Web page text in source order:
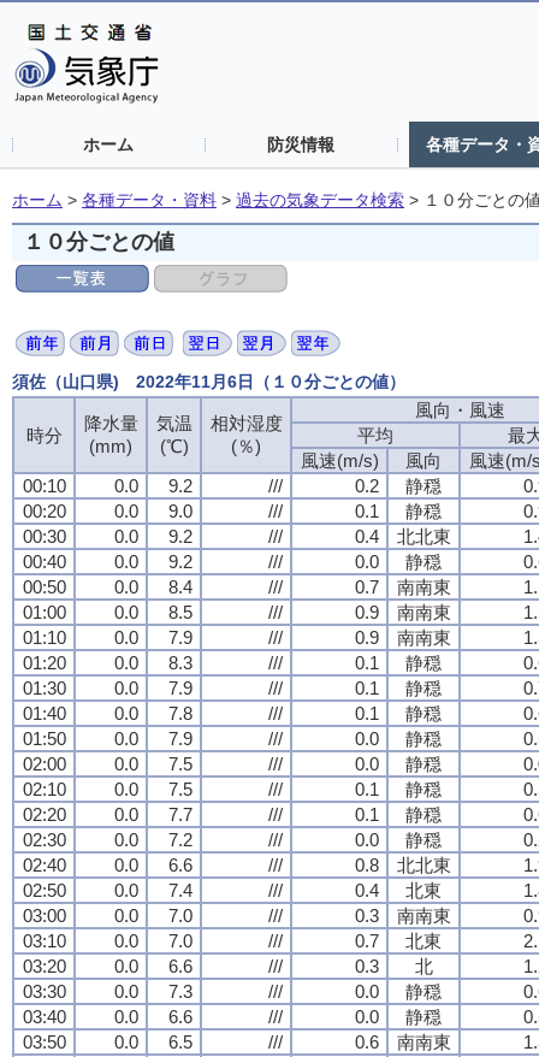
ホーム 防災情報 各種データ・
ホーム > 各種データ・資料 > 過去の気象データ検索 > １０分ごとの
１０分ごとの値
須佐（山口県) 2022年11月6日（１０分ごとの値）
時分
降水量
(mm)
気温
(℃)
相対湿度
(％)
風向・風速
平均
最
風速(m/s)
風向
風速(m/
00:10
0.0 9.2 /// 0.2 静穏
00:20
0.0 9.0 /// 0.1 静穏
00:30
0.0 9.2 /// 0.4 北北東
00:40
0.0 9.2 /// 0.0 静穏
00:50
0.0 8.4 /// 0.7 南南東
01:00
0.0 8.5 /// 0.9 南南東
01:10
0.0 7.9 /// 0.9 南南東
01:20
0.0 8.3 /// 0.1 静穏
01:30
0.0 7.9 /// 0.1 静穏
01:40
0.0 7.8 /// 0.1 静穏
01:50
0.0 7.9 /// 0.0 静穏
02:00
0.0 7.5 /// 0.0 静穏
02:10
0.0 7.5 /// 0.1 静穏
02:20
0.0 7.7 /// 0.1 静穏
02:30
0.0 7.2 /// 0.0 静穏
02:40
0.0 6.6 /// 0.8 北北東
02:50
0.0 7.4 /// 0.4 北東
03:00
0.0 7.0 /// 0.3 南南東
03:10
0.0 7.0 /// 0.7 北東
03:20
0.0 6.6 /// 0.3 北
03:30
0.0 7.3 /// 0.0 静穏
03:40
0.0 6.6 /// 0.0 静穏
03:50
0.0 6.5 /// 0.6 南南東